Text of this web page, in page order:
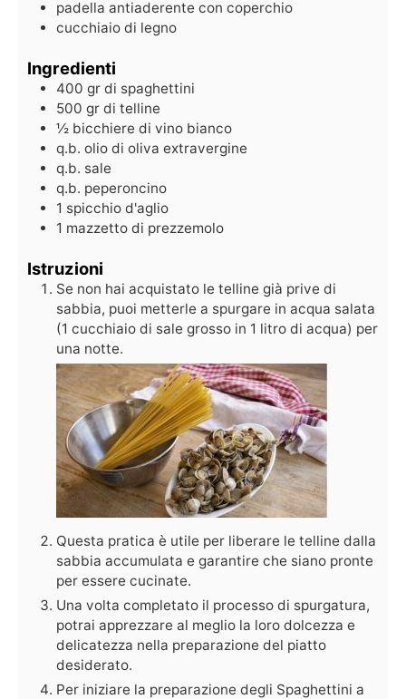
padella antiaderente con coperchio
cucchiaio di legno
Ingredienti
400 gr di spaghettini
500 gr di telline
½ bicchiere di vino bianco
q.b. olio di oliva extravergine
q.b. sale
q.b. peperoncino
1 spicchio d'aglio
1 mazzetto di prezzemolo
Istruzioni
Se non hai acquistato le telline già prive di
sabbia, puoi metterle a spurgare in acqua salata
(1 cucchiaio di sale grosso in 1 litro di acqua) per
una notte.
Questa pratica è utile per liberare le telline dalla
sabbia accumulata e garantire che siano pronte
per essere cucinate.
Una volta completato il processo di spurgatura,
potrai apprezzare al meglio la loro dolcezza e
delicatezza nella preparazione del piatto
desiderato.
Per iniziare la preparazione degli Spaghettini a